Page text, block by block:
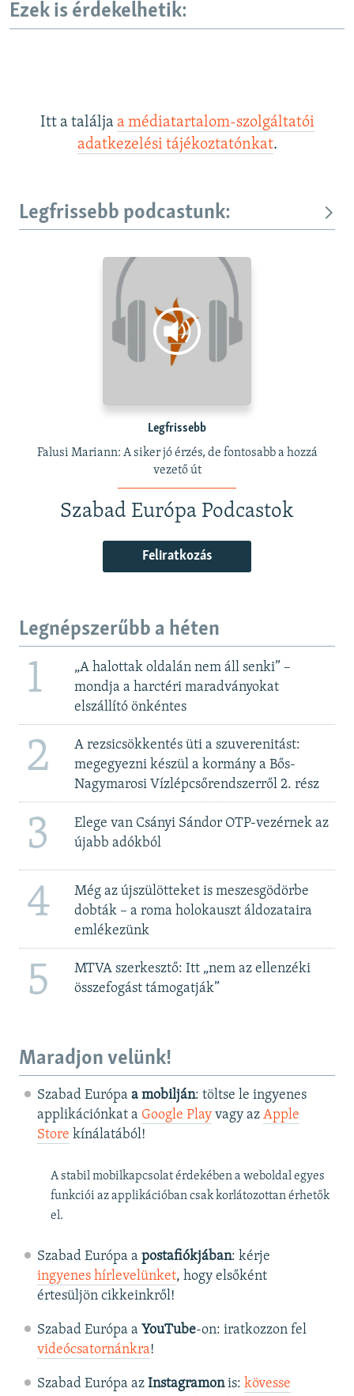
Ezek is érdekelhetik:
Itt a találja a médiatartalom-szolgáltatói
adatkezelési tájékoztatónkat.
Legfrissebb podcastunk:
Legfrissebb
Falusi Mariann: A siker jó érzés, de fontosabb a hozzá
vezető út
Szabad Európa Podcastok
Feliratkozás
Legnépszerűbb a héten
1
„A halottak oldalán nem áll senki” –
mondja a harctéri maradványokat
elszállító önkéntes
2
A rezsicsökkentés üti a szuverenitást:
megegyezni készül a kormány a Bős-
Nagymarosi Vízlépcsőrendszerről 2. rész
3
Elege van Csányi Sándor OTP-vezérnek az
újabb adókból
4
Még az újszülötteket is meszesgödörbe
dobták – a roma holokauszt áldozataira
emlékezünk
5
MTVA szerkesztő: Itt „nem az ellenzéki
összefogást támogatják”
Maradjon velünk!
Szabad Európa a mobilján: töltse le ingyenes
applikációnkat a Google Playvagy az Apple
Store kínálatából!
A stabil mobilkapcsolat érdekében a weboldal egyes
funkciói az applikációban csak korlátozottan érhetők
el.
Szabad Európa a postafiókjában: kérje
ingyenes hírlevelünket, hogy elsőként
értesüljön cikkeinkről!
Szabad Európa a YouTube-on: iratkozzon fel
videócsatornánkra!
Szabad Európa az Instagramonis: kövesse